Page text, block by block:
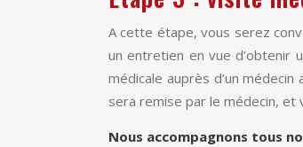
A cette étape, vous serez
un entretien en vue d’obtenir
médicale auprès d’un
sera remise par le médecin, et
Nous accompagnons tous